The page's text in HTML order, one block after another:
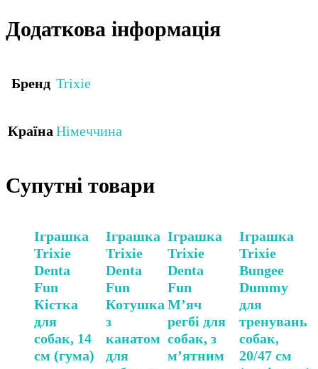
Додаткова інформація
Бренд Trixie
Країна Німеччина
Супутні товари
Іграшка
Trixie
Denta
Fun
Кістка
для
собак, 14
см (гума)
Іграшка
Trixie
Denta
Fun
Котушка
з
канатом
для
Іграшка
Trixie
Denta
Fun
М’яч
регбі для
собак, з
м’ятним
Іграшка
Trixie
Bungee
Dummy
для
тренувань
собак,
20/47 см